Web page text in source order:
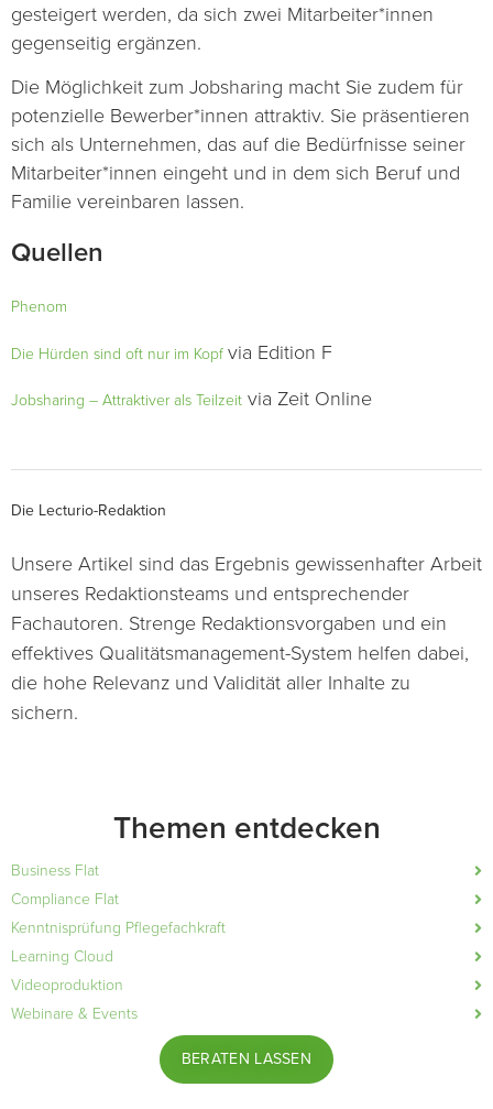
gesteigert werden, da sich zwei Mitarbeiter*innen
gegenseitig ergänzen.
Die Möglichkeit zum Jobsharing macht Sie zudem für
potenzielle Bewerber*innen attraktiv. Sie präsentieren
sich als Unternehmen, das auf die Bedürfnisse seiner
Mitarbeiter*innen eingeht und in dem sich Beruf und
Familie vereinbaren lassen.
Quellen
Phenom
Die Hürden sind oft nur im Kopf via Edition F
Jobsharing – Attraktiver als Teilzeit via Zeit Online
Die Lecturio-Redaktion
Unsere Artikel sind das Ergebnis gewissenhafter Arbeit
unseres Redaktionsteams und entsprechender
Fachautoren. Strenge Redaktionsvorgaben und ein
effektives Qualitätsmanagement-System helfen dabei,
die hohe Relevanz und Validität aller Inhalte zu
sichern.
Themen entdecken
Business Flat
Compliance Flat
Kenntnisprüfung Pflegefachkraft
Learning Cloud
Videoproduktion
Webinare & Events
BERATEN LASSEN